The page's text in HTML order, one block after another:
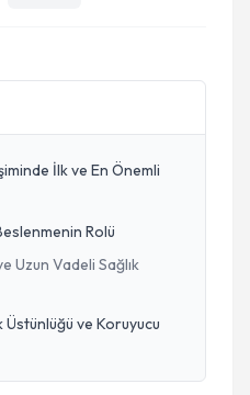
İlk ve En Önemli
Rolü
Uzun Vadeli Sağlık
ve Koruyucu